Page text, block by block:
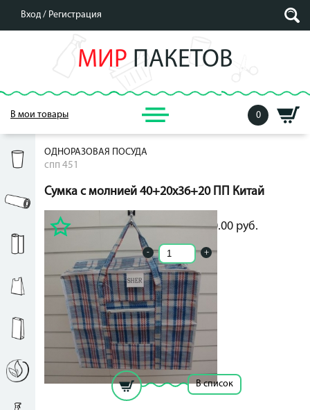
Вход / Регистрация
МИР ПАКЕТОВ
В мои товары 0
ОДНОРАЗОВАЯ ПОСУДА
спп 451
Сумка с молнией 40+20x36+20 ПП Китай
100.00руб. 100.00 руб.
- +
Кол-во ед. в упак.: 0
Ширина:: 20
Длина:: 40
Глубина: 36
Количество:: 1шт
Рассчитать цену за единицу
В список